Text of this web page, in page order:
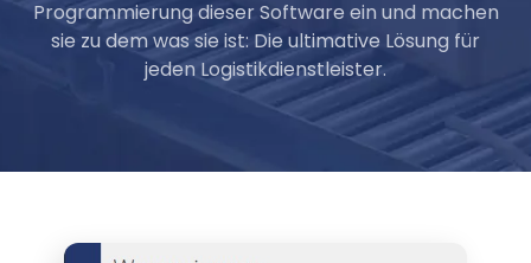
Programmierung dieser Software ein und machen
sie zu dem was sie ist: Die ultimative Lösung für
jeden Logistikdienstleister.